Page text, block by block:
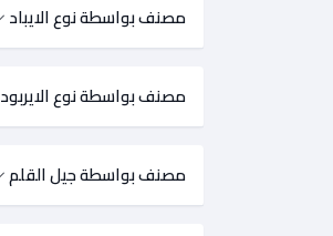
مصنف بواسطة نوع الايباد
مصنف بواسطة نوع الايربود
مصنف بواسطة جيل القلم